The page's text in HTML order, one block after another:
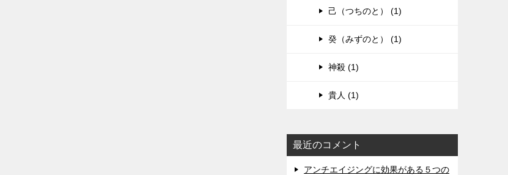
己（つちのと） (1)
癸（みずのと） (1)
神殺 (1)
貴人 (1)
最近のコメント
アンチエイジングに効果がある５つの